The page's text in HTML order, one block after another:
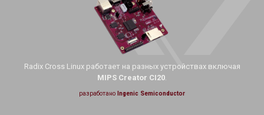
Radix Cross Linux работает на разных устройствах включая
MIPS Creator CI20
разработано Ingenic Semiconductor